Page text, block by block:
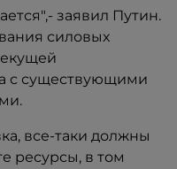
заявил Путин.
силовых
с существующими
все-таки должны
ресурсы, в том